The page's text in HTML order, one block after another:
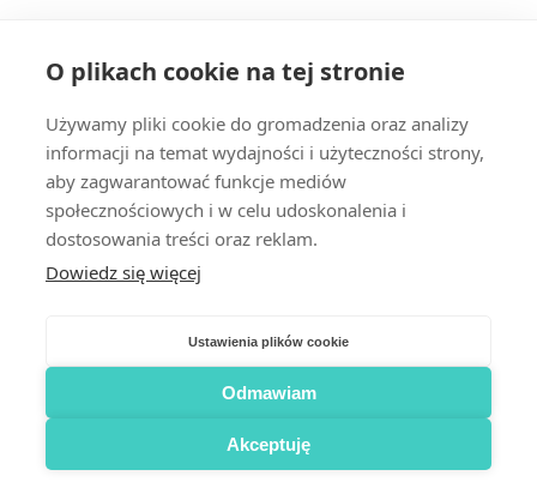
O plikach cookie na tej stronie
Używamy pliki cookie do gromadzenia oraz analizy
informacji na temat wydajności i użyteczności strony,
aby zagwarantować funkcje mediów
społecznościowych i w celu udoskonalenia i
dostosowania treści oraz reklam.
Dowiedz się więcej
Ustawienia plików cookie
Odmawiam
Akceptuję